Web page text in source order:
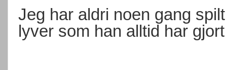
Jeg har aldri noen gang
lyver som han alltid har